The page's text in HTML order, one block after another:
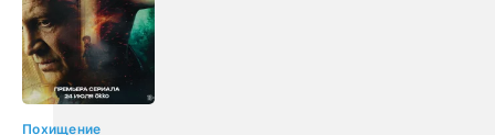
Похищение